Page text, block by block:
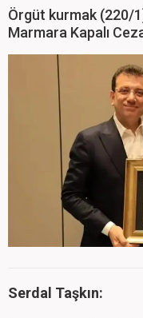
Örgüt kurmak (220/
Marmara Kapalı
Serdal Taşkın: